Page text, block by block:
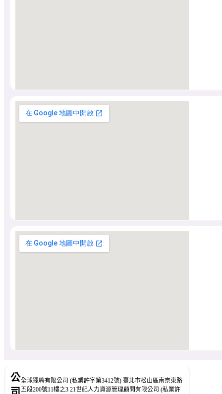
公全球獵聘有限公司 (私業許字第3412號) 臺北市松山區南京東路
五段200號11樓之3 21世紀人力資源管理顧問有限公司 (私業許